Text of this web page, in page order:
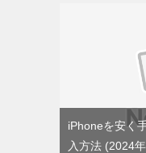
iPhoneを安く
入方法
2024